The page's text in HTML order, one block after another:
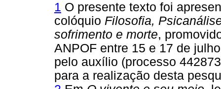
1 O presente texto foi
colóquio Filosofia,
sofrimento e morte,
ANPOF entre 15 e 17 de
pelo auxílio (processo
para a realização desta